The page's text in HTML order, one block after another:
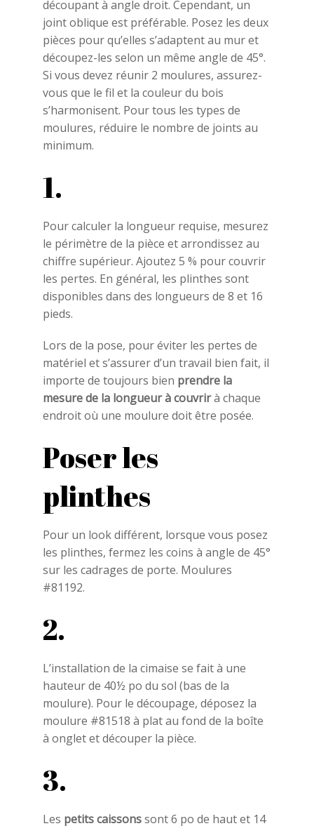
découpant à angle droit. Cependant, un
joint oblique est préférable. Posez les deux
pièces pour qu’elles s’adaptent au mur et
découpez-les selon un même angle de 45°.
Si vous devez réunir 2 moulures, assurez-
vous que le fil et la couleur du bois
s’harmonisent. Pour tous les types de
moulures, réduire le nombre de joints au
minimum.
1.
Pour calculer la longueur requise, mesurez
le périmètre de la pièce et arrondissez au
chiffre supérieur. Ajoutez 5 % pour couvrir
les pertes. En général, les plinthes sont
disponibles dans des longueurs de 8 et 16
pieds.
Lors de la pose, pour éviter les pertes de
matériel et s’assurer d’un travail bien fait, il
importe de toujours bien prendre la
mesure de la longueur à couvrirà chaque
endroit où une moulure doit être posée.
Poser les
plinthes
Pour un look différent, lorsque vous posez
les plinthes, fermez les coins à angle de 45°
sur les cadrages de porte. Moulures
#81192.
2.
L’installation de la cimaise se fait à une
hauteur de 40½ po du sol (bas de la
moulure). Pour le découpage, déposez la
moulure #81518 à plat au fond de la boîte
à onglet et découper la pièce.
3.
Les petits caissonssont 6 po de haut et 14